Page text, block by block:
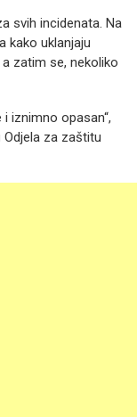
svih incidenata. Na
kako uklanjaju
zatim se, nekoliko
iznimno opasan“,
za zaštitu